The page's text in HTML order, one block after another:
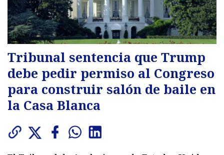
Tribunal sentencia que Trump
debe pedir permiso al Congreso
para construir salón de baile en
la Casa Blanca